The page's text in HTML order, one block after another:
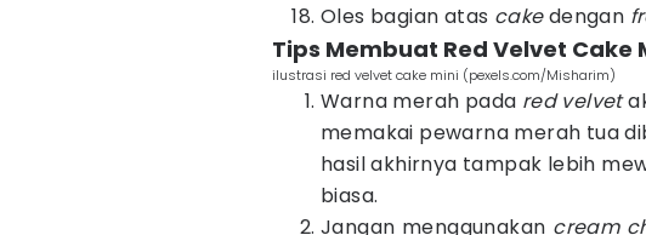
Oles bagian atas cakedengan
Tips Membuat Red Velvet Cake
ilustrasi red velvet cake mini (pexels.com/Misharim)
Warna merah pada red velvet
memakai pewarna merah tua
hasil akhirnya tampak lebih
biasa.
Jangan menggunakan cream